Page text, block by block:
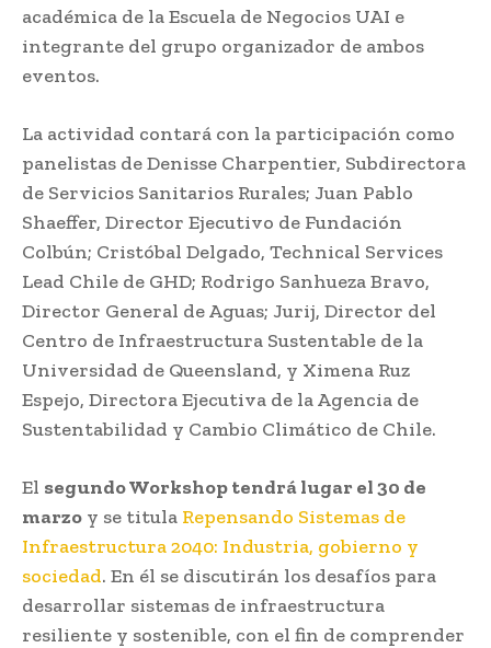
académica de la Escuela de Negocios UAI e
integrante del grupo organizador de ambos
eventos.
La actividad contará con la participación como
panelistas de Denisse Charpentier, Subdirectora
de Servicios Sanitarios Rurales; Juan Pablo
Shaeffer, Director Ejecutivo de Fundación
Colbún; Cristóbal Delgado, Technical Services
Lead Chile de GHD; Rodrigo Sanhueza Bravo,
Director General de Aguas; Jurij, Director del
Centro de Infraestructura Sustentable de la
Universidad de Queensland, y Ximena Ruz
Espejo, Directora Ejecutiva de la Agencia de
Sustentabilidad y Cambio Climático de Chile.
El segundo Workshop tendrá lugar el 30 de
marzo y se titula Repensando Sistemas de
Infraestructura 2040: Industria, gobierno y
sociedad. En él se discutirán los desafíos para
desarrollar sistemas de infraestructura
resiliente y sostenible, con el fin de comprender